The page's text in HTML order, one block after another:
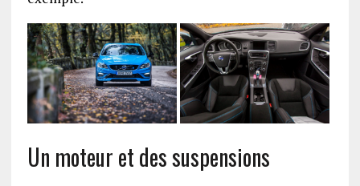
Un moteur et des suspensions